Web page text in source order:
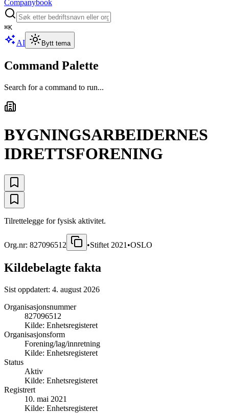
Companybook
⌘K
AI Bytt tema
Command Palette
Search for a command to run...
BYGNINGSARBEIDERNES
IDRETTSFORENING
Tilrettelegge for fysisk aktivitet.
Org.nr: 827096512 •Stiftet 2021 •OSLO
Kildebelagte fakta
Sist oppdatert: 4. august 2026
Organisasjonsnummer
827096512
Kilde: Enhetsregisteret
Organisasjonsform
Forening/lag/innretning
Kilde: Enhetsregisteret
Status
Aktiv
Kilde: Enhetsregisteret
Registrert
10. mai 2021
Kilde: Enhetsregisteret